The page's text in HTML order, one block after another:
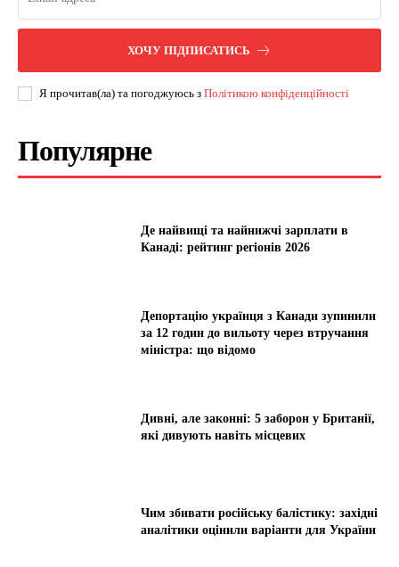
ХОЧУ ПІДПИСАТИСЬ
Я прочитав(ла) та погоджуюсь з Політикою конфіденційності
Популярне
Де найвищі та найнижчі зарплати в
Канаді: рейтинг регіонів 2026
Депортацію українця з Канади зупинили
за 12 годин до вильоту через втручання
міністра: що відомо
Дивні, але законні: 5 заборон у Британії,
які дивують навіть місцевих
Чим збивати російську балістику: західні
аналітики оцінили варіанти для України